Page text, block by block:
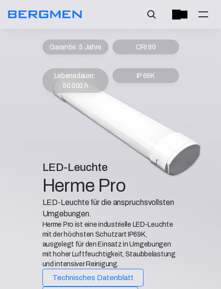
IP 69K
CRI 80
Lebensdauer:
50.000 h
Garantie: 5 Jahre
LED-Leuchte
Herme Pro
LED-Leuchte für die anspruchsvollsten
Umgebungen.
Herme Pro ist eine industrielle LED-Leuchte
mit der höchsten Schutzart IP69K,
ausgelegt für den Einsatz in Umgebungen
mit hoher Luftfeuchtigkeit, Staubbelastung
und intensiver Reinigung.
Technisches Datenblatt